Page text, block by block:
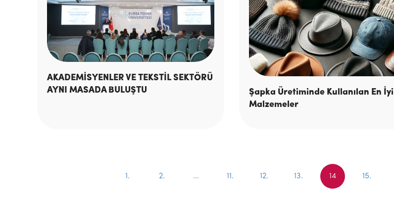
AKADEMİSYENLER VE TEKSTİL SEKTÖRÜ
AYNI MASADA BULUŞTU
Şapka Üretiminde Kullanılan En İyi
Malzemeler
1. 2. ... 11. 12. 13. 14 15.